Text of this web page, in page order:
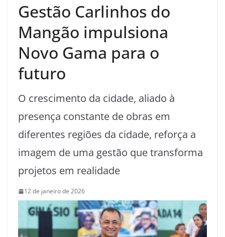
Gestão Carlinhos do
Mangão impulsiona
Novo Gama para o
futuro
O crescimento da cidade, aliado à
presença constante de obras em
diferentes regiões da cidade, reforça a
imagem de uma gestão que transforma
projetos em realidade
12 de janeiro de 2026